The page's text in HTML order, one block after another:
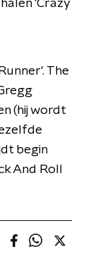
'Crazy
The
(hij wordt
begin
And Roll